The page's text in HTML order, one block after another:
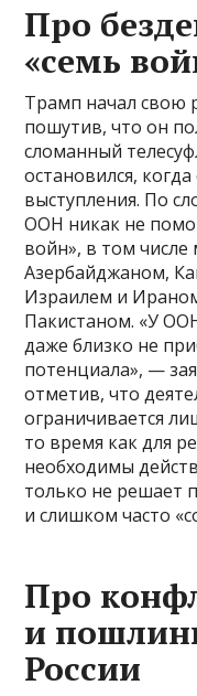
Про
«семь
Трамп начал свою
пошутив, что он
сломанный
остановился,
выступления. По
ООН никак не
войн», в том
Азербайджаном,
Израилем и
Пакистаном. «У
даже близко не
потенциала», —
отметив, что
ограничивается
то время как для
необходимы
только не решает
и слишком часто
Про
и
России